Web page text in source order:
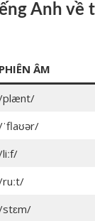
Anh về
PHIÊN ÂM
plænt/